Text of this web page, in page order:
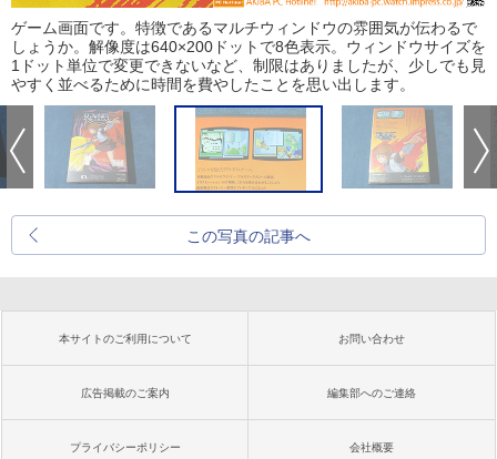
ゲーム画面です。特徴であるマルチウィンドウの雰囲気が伝わるで
しょうか。解像度は640×200ドットで8色表示。ウィンドウサイズを
1ドット単位で変更できないなど、制限はありましたが、少しでも見
やすく並べるために時間を費やしたことを思い出します。
この写真の記事へ
本サイトのご利用について お問い合わせ
広告掲載のご案内 編集部へのご連絡
プライバシーポリシー 会社概要